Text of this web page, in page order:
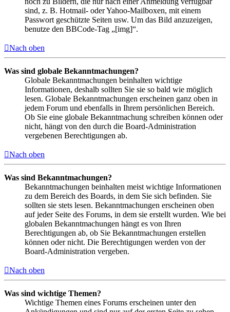
sind, z. B. Hotmail- oder Yahoo-Mailboxen, mit einem
Passwort geschützte Seiten usw. Um das Bild anzuzeigen,
benutze den BBCode-Tag „[img]“.
Nach oben
Was sind globale Bekanntmachungen?
Globale Bekanntmachungen beinhalten wichtige
Informationen, deshalb sollten Sie sie so bald wie möglich
lesen. Globale Bekanntmachungen erscheinen ganz oben in
jedem Forum und ebenfalls in Ihrem persönlichen Bereich.
Ob Sie eine globale Bekanntmachung schreiben können oder
nicht, hängt von den durch die Board-Administration
vergebenen Berechtigungen ab.
Nach oben
Was sind Bekanntmachungen?
Bekanntmachungen beinhalten meist wichtige Informationen
zu dem Bereich des Boards, in dem Sie sich befinden. Sie
sollten sie stets lesen. Bekanntmachungen erscheinen oben
auf jeder Seite des Forums, in dem sie erstellt wurden. Wie bei
globalen Bekanntmachungen hängt es von Ihren
Berechtigungen ab, ob Sie Bekanntmachungen erstellen
können oder nicht. Die Berechtigungen werden von der
Board-Administration vergeben.
Nach oben
Was sind wichtige Themen?
Wichtige Themen eines Forums erscheinen unter den